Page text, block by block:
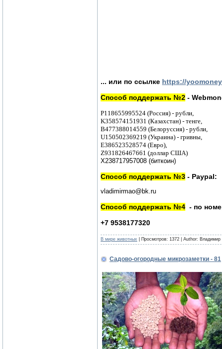
... или по ссылке https://
Способ поддержать №2 -
P118655995524 (Россия) - рубли,
K358574151931 (Казахстан) - тенге,
B477388014559 (Белоруссия) - рубли,
U150502369219 (Украина) - гривны,
E386523528574 (Евро),
Z931826467661 (доллар США)
X238717957008 (биткоин)
Способ поддержать №3 - Paypal:
vladimirmao@bk.ru
Способ поддержать №4 - по
+7 9538177320
В мире животных | Просмотров: 1372 | Author:
Садово-огородные микрозаметки - 81